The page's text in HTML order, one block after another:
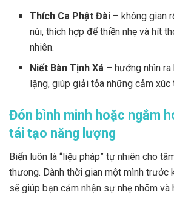
Thích Ca Phật Đài – không gian
núi, thích hợp để thiền nhẹ và hít
nhiên.
Niết Bàn Tịnh Xá – hướng nhìn ra
lặng, giúp giải tỏa những cảm xúc
Đón bình minh hoặc ngắm
tái tạo năng lượng
Biển luôn là “liệu pháp” tự nhiên cho
thương. Dành thời gian một mình trước
sẽ giúp bạn cảm nhận sự nhẹ nhõm và